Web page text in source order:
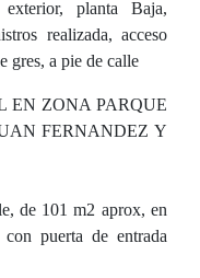
planta Baja,
realizada, acceso
gres, a pie de calle
EN ZONA PARQUE
FERNANDEZ Y
de 101 m2 aprox, en
puerta de entrada